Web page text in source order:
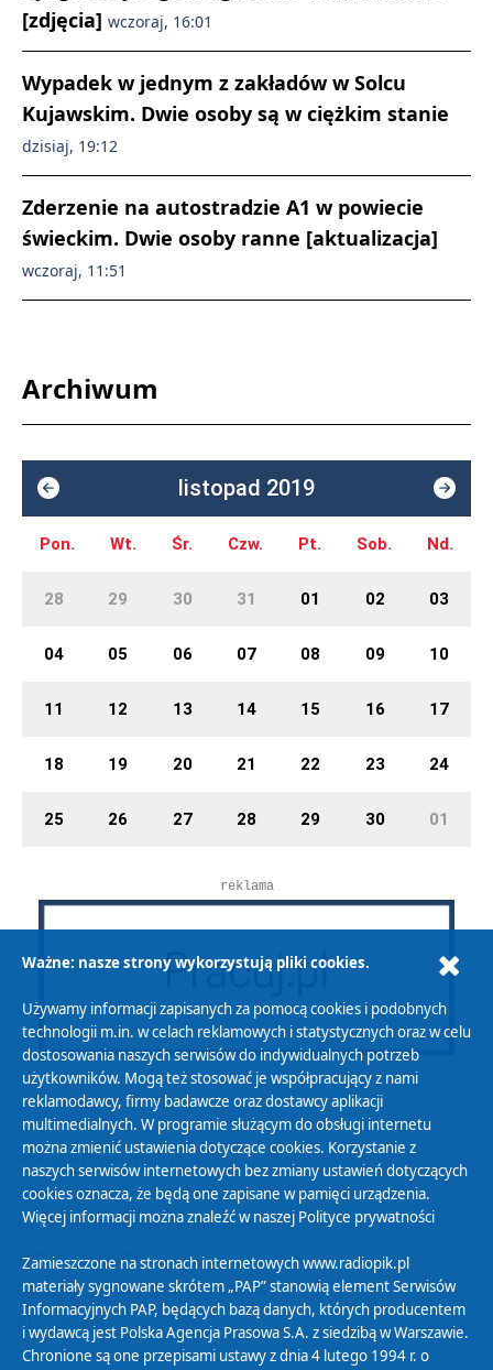
[zdjęcia] wczoraj, 16:01
Wypadek w jednym z zakładów w Solcu
Kujawskim. Dwie osoby są w ciężkim stanie
dzisiaj, 19:12
Zderzenie na autostradzie A1 w powiecie
świeckim. Dwie osoby ranne [aktualizacja]
wczoraj, 11:51
Archiwum
listopad 2019
Pon. Wt. Śr. Czw. Pt. Sob. Nd.
28 29 30 31 01 02 03
04 05 06 07 08 09 10
11 12 13 14 15 16 17
18 19 20 21 22 23 24
25 26 27 28 29 30 01
reklama
Polityka Prywatności
Zasady korzystania z Serwisu
Organizacje Pożytku Publicznego
Cyfryzacja DAB+
Polityka ochrony danych osobowych
Abonament
Zamówienia publiczne
Ważne: nasze strony wykorzystują pliki cookies.
Używamy informacji zapisanych za pomocą cookies i podobnych
technologii m.in. w celach reklamowych i statystycznych oraz w celu
dostosowania naszych serwisów do indywidualnych potrzeb
użytkowników. Mogą też stosować je współpracujący z nami
reklamodawcy, firmy badawcze oraz dostawcy aplikacji
multimedialnych. W programie służącym do obsługi internetu
można zmienić ustawienia dotyczące cookies. Korzystanie z
naszych serwisów internetowych bez zmiany ustawień dotyczących
cookies oznacza, że będą one zapisane w pamięci urządzenia.
Więcej informacji można znaleźć w naszej Polityce prywatności
Zamieszczone na stronach internetowych www.radiopik.pl
materiały sygnowane skrótem „PAP” stanowią element Serwisów
Informacyjnych PAP, będących bazą danych, których producentem
i wydawcą jest Polska Agencja Prasowa S.A. z siedzibą w Warszawie.
Chronione są one przepisami ustawy z dnia 4 lutego 1994 r. o